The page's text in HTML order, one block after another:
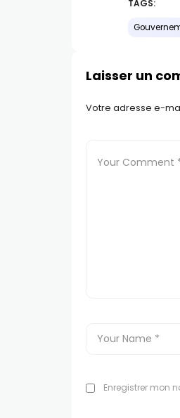
TAGS:
Laisser un
Votre adresse e-
Enregistrer mon